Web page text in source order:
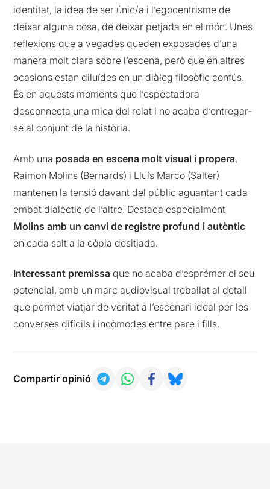
identitat, la idea de ser únic/a i l’egocentrisme de
deixar alguna cosa, de deixar petjada en el món. Unes
reflexions que a vegades queden exposades d’una
manera molt clara sobre l’escena, però que en altres
ocasions estan diluïdes en un diàleg filosòfic confús.
És en aquests moments que l’espectadora
desconnecta una mica del relat i no acaba d’entregar-
se al conjunt de la història.
Amb una posada en escena molt visual i propera,
Raimon Molins (Bernards) i Lluís Marco (Salter)
mantenen la tensió davant del públic aguantant cada
embat dialèctic de l’altre. Destaca especialment
Molins amb un canvi de registre profund i autèntic
en cada salt a la còpia desitjada.
Interessant premissa que no acaba d’esprémer el seu
potencial, amb un marc audiovisual treballat al detall
que permet viatjar de veritat a l’escenari ideal per les
converses difícils i incòmodes entre pare i fills.
Compartir opinió